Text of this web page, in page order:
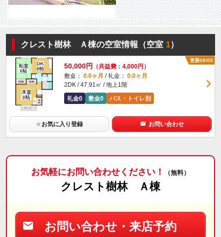
クレスト樹林 Ａ棟の空室情報（空室1）
更新08/05
50,000円
（共益費：4,000円）
敷金： 0.0ヶ月 / 礼金： 0.0ヶ月
2DK / 47.91㎡ / 地上1階
礼金0
敷金0 バス・トイレ別
★お気に入り登録 お問い合わせ
お気軽にお問い合わせください！ （無料）
クレスト樹林 Ａ棟
お問い合わせ・来店予約